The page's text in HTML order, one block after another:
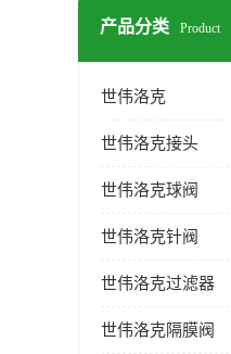
产品分类 Product
世伟洛克
世伟洛克接头
世伟洛克球阀
世伟洛克针阀
世伟洛克过滤器
世伟洛克隔膜阀